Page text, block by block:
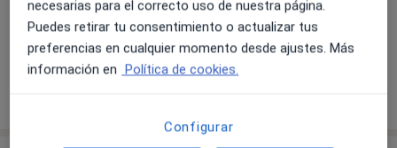
Roger Pous Medalla
Psicólogo
necesarias para el correcto uso de nuestra página.
Puedes retirar tu consentimiento o actualizar tus
preferencias en cualquier momento desde ajustes. Más
información en Política de cookies.
Configurar